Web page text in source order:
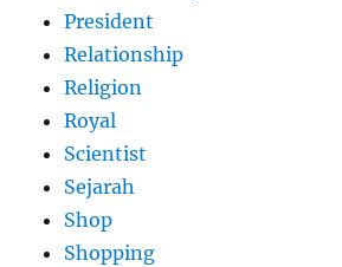
President
Relationship
Religion
Royal
Scientist
Sejarah
Shop
Shopping